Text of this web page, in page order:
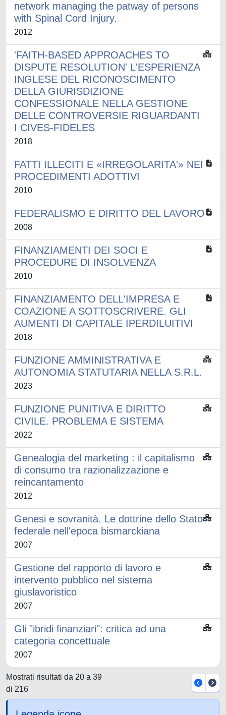
network managing the patway of persons
with Spinal Cord Injury.
2012
'FAITH-BASED APPROACHES TO
DISPUTE RESOLUTION' L'ESPERIENZA
INGLESE DEL RICONOSCIMENTO
DELLA GIURISDIZIONE
CONFESSIONALE NELLA GESTIONE
DELLE CONTROVERSIE RIGUARDANTI
I CIVES-FIDELES
2018
FATTI ILLECITI E «IRREGOLARITA'» NEI
PROCEDIMENTI ADOTTIVI
2010
FEDERALISMO E DIRITTO DEL LAVORO
2008
FINANZIAMENTI DEI SOCI E
PROCEDURE DI INSOLVENZA
2010
FINANZIAMENTO DELL'IMPRESA E
COAZIONE A SOTTOSCRIVERE. GLI
AUMENTI DI CAPITALE IPERDILUITIVI
2018
FUNZIONE AMMINISTRATIVA E
AUTONOMIA STATUTARIA NELLA S.R.L.
2023
FUNZIONE PUNITIVA E DIRITTO
CIVILE. PROBLEMA E SISTEMA
2022
Genealogia del marketing : il capitalismo
di consumo tra razionalizzazione e
reincantamento
2012
Genesi e sovranità. Le dottrine dello Stato
federale nell'epoca bismarckiana
2007
Gestione del rapporto di lavoro e
intervento pubblico nel sistema
giuslavoristico
2007
Gli "ibridi finanziari": critica ad una
categoria concettuale
2007
Mostrati risultati da 20 a 39
di 216